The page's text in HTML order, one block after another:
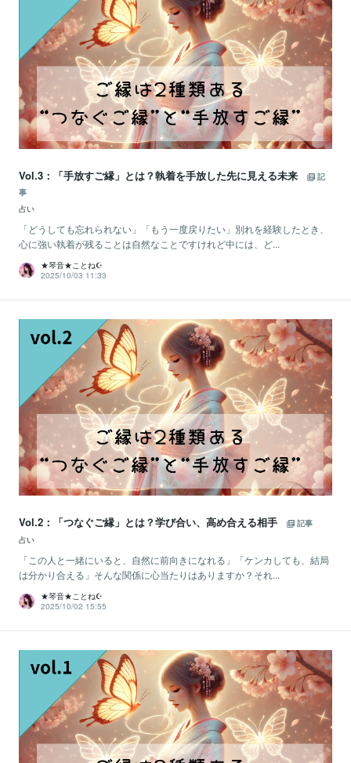
Vol.3：「手放すご縁」とは？執着を手放した先に見える未来
記
事
占い
「どうしても忘れられない」「もう一度戻りたい」別れを経験したとき、
心に強い執着が残ることは自然なことですけれど中には、ど...
★琴音★ことね☪️
2025/10/03 11:33
Vol.2：「つなぐご縁」とは？学び合い、高め合える相手
記事
占い
「この人と一緒にいると、自然に前向きになれる」「ケンカしても、結局
は分かり合える」そんな関係に心当たりはありますか？それ...
★琴音★ことね☪️
2025/10/02 15:55